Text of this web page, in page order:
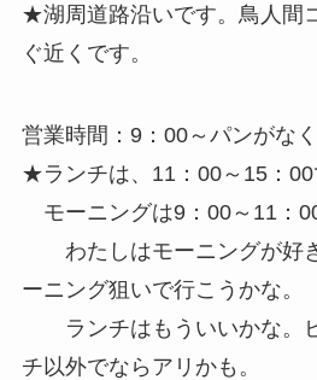
★湖周道路沿いです。鳥人間
ぐ近くです。
営業時間：9：00～パンがな
★ランチは、11：00～15：00
モーニングは9：00～11：00
わたしはモーニングが好
ーニング狙いで行こうかな。
ランチはもういいかな。
チ以外でならアリかも。